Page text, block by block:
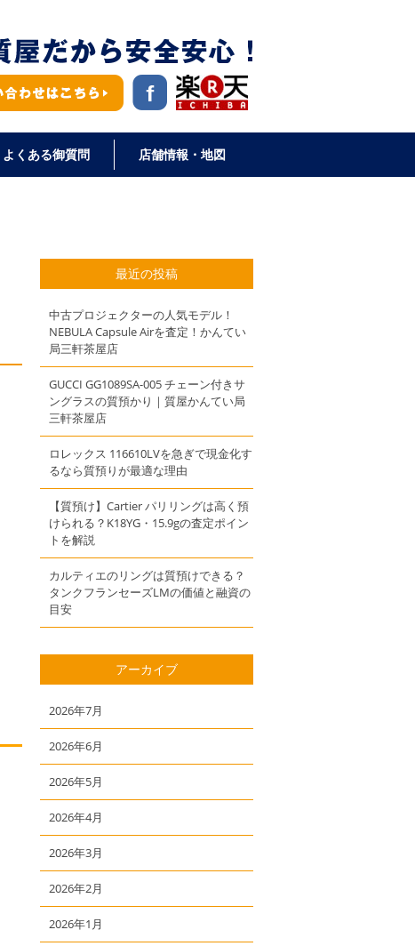
よくある御質問 店舗情報・地図
最近の投稿
中古プロジェクターの人気モデル！
NEBULA Capsule Airを査定！かんてい
局三軒茶屋店
GUCCI GG1089SA-005 チェーン付きサ
ングラスの質預かり｜質屋かんてい局
三軒茶屋店
ロレックス 116610LVを急ぎで現金化す
るなら質預りが最適な理由
【質預け】Cartier パリリングは高く預
けられる？K18YG・15.9gの査定ポイン
トを解説
カルティエのリングは質預けできる？
タンクフランセーズLMの価値と融資の
目安
アーカイブ
2026年7月
2026年6月
2026年5月
2026年4月
2026年3月
2026年2月
2026年1月